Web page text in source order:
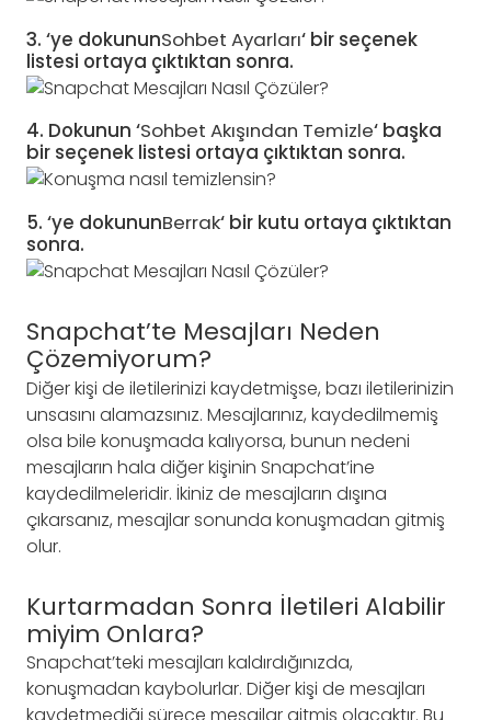
3. ‘ye dokununSohbet Ayarları‘ bir seçenek
listesi ortaya çıktıktan sonra.
4. Dokunun ‘Sohbet Akışından Temizle‘ başka
bir seçenek listesi ortaya çıktıktan sonra.
5. ‘ye dokununBerrak‘ bir kutu ortaya çıktıktan
sonra.
Snapchat’te Mesajları Neden
Çözemiyorum?
Diğer kişi de iletilerinizi kaydetmişse, bazı iletilerinizin
unsasını alamazsınız. Mesajlarınız, kaydedilmemiş
olsa bile konuşmada kalıyorsa, bunun nedeni
mesajların hala diğer kişinin Snapchat’ine
kaydedilmeleridir. İkiniz de mesajların dışına
çıkarsanız, mesajlar sonunda konuşmadan gitmiş
olur.
Kurtarmadan Sonra İletileri Alabilir
miyim Onlara?
Snapchat’teki mesajları kaldırdığınızda,
konuşmadan kaybolurlar. Diğer kişi de mesajları